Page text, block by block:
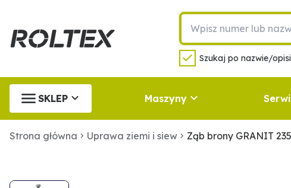
Szukaj po nazwie/
SKLEP Maszyny
Strona główna Uprawa ziemi i siew Ząb brony GRANIT